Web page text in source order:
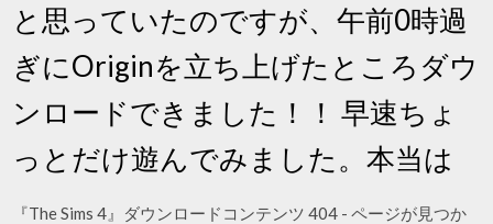
と思っていたのですが、午前0時過
ぎにOriginを立ち上げたところダウ
ンロードできました！！ 早速ちょ
っとだけ遊んでみました。本当は
『The Sims 4』ダウンロードコンテンツ 404 - ページが見つか